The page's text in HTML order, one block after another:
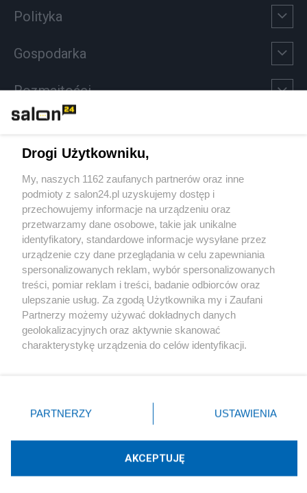
Polityka
Gospodarka
Rozmaitości
Sport
Społeczeństwo
Kultura
X Facebook Instagram Youtube
Technologię dostarcza:W3media.pl
Drogi Użytkowniku,
My, naszych 1162 zaufanych partnerów oraz inne
podmioty z salon24.pl uzyskujemy dostęp i
przechowujemy informacje na urządzeniu oraz
przetwarzamy dane osobowe, takie jak unikalne
identyfikatory, standardowe informacje wysyłane przez
urządzenie czy dane przeglądania w celu zapewniania
spersonalizowanych reklam, wybór spersonalizowanych
treści, pomiar reklam i treści, badanie odbiorców oraz
ulepszanie usług. Za zgodą Użytkownika my i Zaufani
Partnerzy możemy używać dokładnych danych
geolokalizacyjnych oraz aktywnie skanować
charakterystykę urządzenia do celów identyfikacji.
zmienić/wycofać klikając przycisk ustawień prywatności
znajdujący się w lewym dolnym rogu strony
rodzaje przetwarzania danych nie wymagają zgody
użytkownika, ale masz prawo sprzeciwić się takiemu
przetwarzaniu. Preferencje będą miały zastosowania tylko
PARTNERZY USTAWIENIA
AKCEPTUJĘ